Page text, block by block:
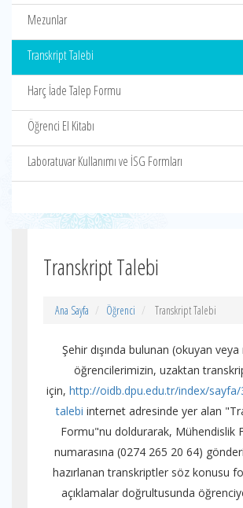
Mezunlar
Transkript Talebi
Harç İade Talep Formu
Öğrenci El Kitabı
Laboratuvar Kullanımı ve İSG Formları
Transkript Talebi
Ana Sayfa Öğrenci Transkript Talebi
Şehir dışında bulunan (okuyan
öğrencilerimizin, uzaktan
için, http://oidb.dpu.edu.tr/index/
talebi internet adresinde yer alan
Formu"nu doldurarak, Mühendislik
numarasına (0274 265 20 64)
hazırlanan transkriptler söz konusu
açıklamalar doğrultusunda